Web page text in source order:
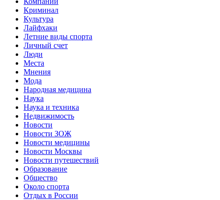
Криминал
Культура
Лайфхаки
Летние виды спорта
Личный счет
Люди
Места
Мнения
Мода
Народная медицина
Наука
Наука и техника
Недвижимость
Новости
Новости ЗОЖ
Новости медицины
Новости Москвы
Новости путешествий
Образование
Общество
Около спорта
Отдых в России